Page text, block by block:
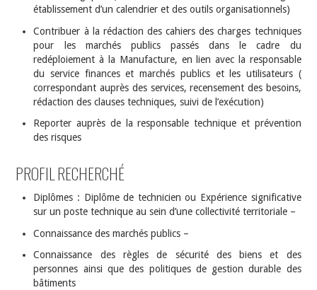
établissement d’un calendrier et des outils organisationnels)
Contribuer à la rédaction des cahiers des charges techniques
pour les marchés publics passés dans le cadre du
redéploiement à la Manufacture, en lien avec la responsable
du service finances et marchés publics et les utilisateurs (
correspondant auprès des services, recensement des besoins,
rédaction des clauses techniques, suivi de l’exécution)
Reporter auprès de la responsable technique et prévention
des risques
PROFIL RECHERCHÉ
Diplômes : Diplôme de technicien ou Expérience significative
sur un poste technique au sein d’une collectivité territoriale –
Connaissance des marchés publics –
Connaissance des règles de sécurité des biens et des
personnes ainsi que des politiques de gestion durable des
bâtiments